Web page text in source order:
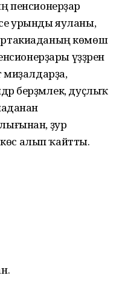
пенсионерҙар
урынды яуланы,
көмөш
үҙҙәренә
берҙәмлек, дуҫлыҡ
ҙур
көс алып ҡайтты.